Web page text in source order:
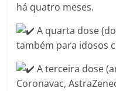
há quatro meses.
A quarta dose
também para idosos
A terceira dose
Coronavac,